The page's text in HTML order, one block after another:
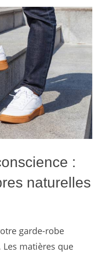
:
naturelles
garde-robe
matières que